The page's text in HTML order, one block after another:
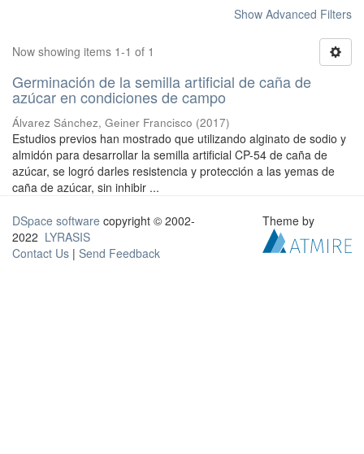
Show Advanced Filters
Now showing items 1-1 of 1
Germinación de la semilla artificial de caña de
azúcar en condiciones de campo
Álvarez Sánchez, Geiner Francisco (2017)
Estudios previos han mostrado que utilizando alginato de sodio y
almidón para desarrollar la semilla artificial CP-54 de caña de
azúcar, se logró darles resistencia y protección a las yemas de
caña de azúcar, sin inhibir ...
DSpace software copyright © 2002-
2022 LYRASIS
Contact Us | Send Feedback
Theme by